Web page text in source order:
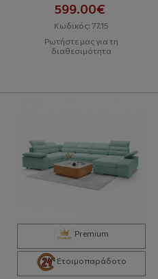
599.00€
Κωδικός: 77.15
Ρωτήστε μας για τη
διαθεσιμότητα
Premium
Ετοιμοπαράδοτο